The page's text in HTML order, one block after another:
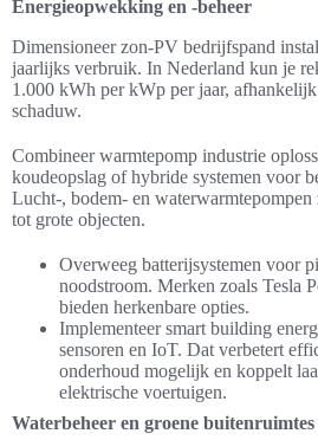
Energieopwekking en -beheer
Dimensioneer zon-PV bedrijfspand
jaarlijks verbruik. In Nederland kun je
1.000 kWh per kWp per jaar,
schaduw.
Combineer warmtepomp industrie
koudeopslag of hybride systemen voor
Lucht-, bodem- en
tot grote objecten.
Overweeg batterijsystemen voor
noodstroom. Merken zoals Tesla
bieden herkenbare opties.
Implementeer smart building
sensoren en IoT. Dat verbetert
onderhoud mogelijk en koppelt
elektrische voertuigen.
Waterbeheer en groene buitenruimtes